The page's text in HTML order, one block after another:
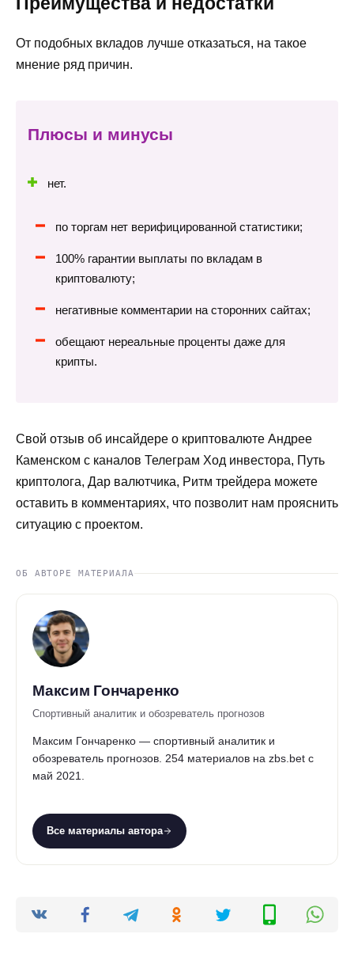
От подобных вкладов лучше отказаться, на такое
мнение ряд причин.
Плюсы и минусы
нет.
по торгам нет верифицированной статистики;
100% гарантии выплаты по вкладам в
криптовалюту;
негативные комментарии на сторонних сайтах;
обещают нереальные проценты даже для
крипты.
Свой отзыв об инсайдере о криптовалюте Андрее
Каменском с каналов Телеграм Ход инвестора, Путь
криптолога, Дар валютчика, Ритм трейдера можете
оставить в комментариях, что позволит нам прояснить
ситуацию с проектом.
ОБ АВТОРЕ МАТЕРИАЛА
Максим Гончаренко
Спортивный аналитик и обозреватель прогнозов
Максим Гончаренко — спортивный аналитик и
обозреватель прогнозов. 254 материалов на zbs.bet с
май 2021.
Все материалы автора